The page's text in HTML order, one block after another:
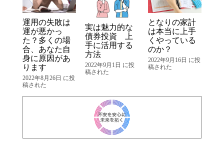
運用の失敗は
運が悪かっ
た？多くの場
合、あなた自
身に原因があ
ります
2022年8月26日 に投
稿された
実は魅力的な
債券投資 上
手に活用する
方法
2022年9月1日 に投
稿された
となりの家計
は本当に上手
くやっている
のか？
2022年9月16日 に投
稿された